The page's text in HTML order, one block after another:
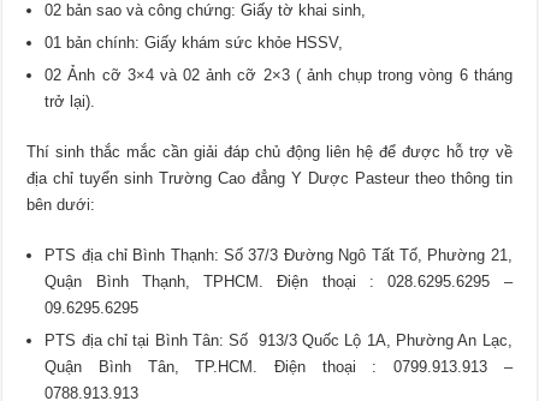
02 bản sao và công chứng: Giấy tờ khai sinh,
01 bản chính: Giấy khám sức khỏe HSSV,
02 Ảnh cỡ 3×4 và 02 ảnh cỡ 2×3 ( ảnh chụp trong vòng 6 tháng
trở lại).
Thí sinh thắc mắc cần giải đáp chủ động liên hệ để được hỗ trợ về
địa chỉ tuyển sinh Trường Cao đẳng Y Dược Pasteur theo thông tin
bên dưới:
PTS địa chỉ Bình Thạnh: Số 37/3 Đường Ngô Tất Tố, Phường 21,
Quận Bình Thạnh, TPHCM. Điện thoại : 028.6295.6295 –
09.6295.6295
PTS địa chỉ tại Bình Tân: Số 913/3 Quốc Lộ 1A, Phường An Lạc,
Quận Bình Tân, TP.HCM. Điện thoại : 0799.913.913 –
0788.913.913